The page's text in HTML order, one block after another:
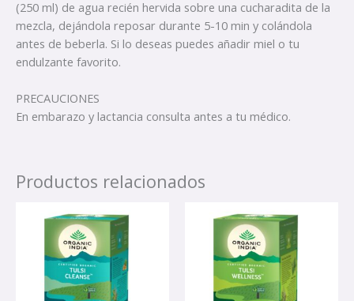
(250 ml) de agua recién hervida sobre una cucharadita de la
mezcla, dejándola reposar durante 5-10 min y colándola
antes de beberla. Si lo deseas puedes añadir miel o tu
endulzante favorito.
PRECAUCIONES
En embarazo y lactancia consulta antes a tu médico.
Productos relacionados